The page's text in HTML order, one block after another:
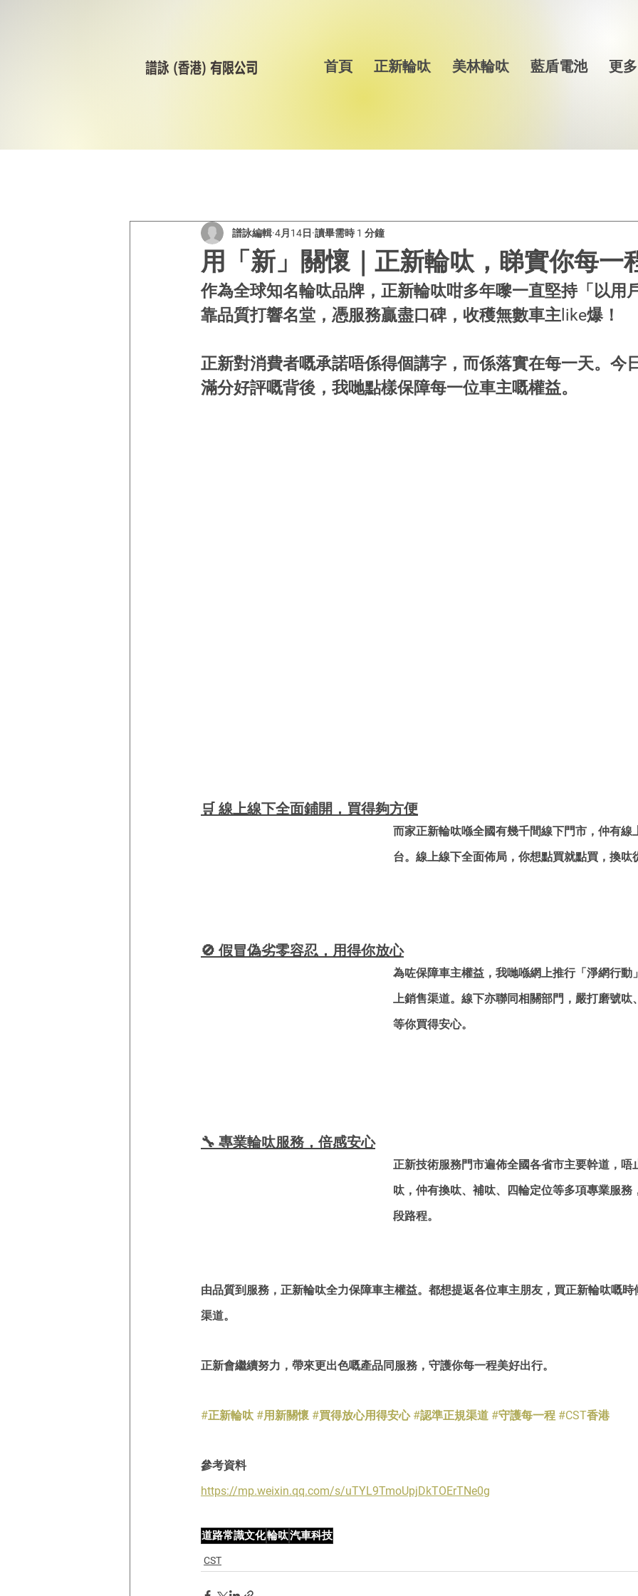
首頁 正新輪呔 美林輪呔 藍盾電池 更多
用「新」關懷｜正新輪呔，睇實你每一
譜詠編輯 4月14日 讀畢需時 1 分鐘
作為全球知名輪呔品牌，正新輪呔咁多年嚟一直堅持「以用
靠品質打響名堂，憑服務贏盡口碑，收穫無數車主like爆！
正新對消費者嘅承諾唔係得個講字，而係落實在每一天。今
滿分好評嘅背後，我哋點樣保障每一位車主嘅權益。
🛒 線上線下全面鋪開，買得夠方便
而家正新輪呔喺全國有幾千間線下門市，仲有線
台。線上線下全面佈局，你想點買就點買，換呔
🚫 假冒偽劣零容忍，用得你放心
為咗保障車主權益，我哋喺網上推行「淨網行動
上銷售渠道。線下亦聯同相關部門，嚴打磨號呔
等你買得安心。
🔧 專業輪呔服務，倍感安心
正新技術服務門市遍佈全國各省市主要幹道，唔
呔，仲有換呔、補呔、四輪定位等多項專業服務
段路程。
由品質到服務，正新輪呔全力保障車主權益。都想提返各位車主朋友，買正新輪呔嘅
渠道。
正新會繼續努力，帶來更出色嘅產品同服務，守護你每一程美好出行。
#正新輪呔 #用新關懷 #買得放心用得安心 #認準正規渠道 #守護每一程 #CST香港
參考資料
https://mp.weixin.qq.com/s/uTYL9TmoUpjDkTOErTNe0g
道路常識文化輪呔汽車科技
CST